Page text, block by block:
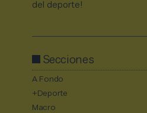
del deporte!
Secciones
A Fondo
+Deporte
Macro